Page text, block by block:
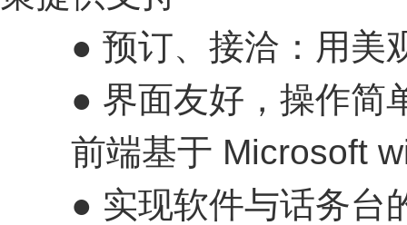
● 预订、接洽：用美
● 界面友好，操作简
前端基于 Microsoft
● 实现软件与话务台